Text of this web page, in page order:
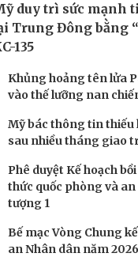
Podcast
Câu
Cửa sổ
Kể
Hạt
duy trì sức mạnh
Trung Đông bằng
135
Khủng hoảng tên lửa
vào thế lưỡng nan
Mỹ bác thông tin thiếu
sau nhiều tháng giao
Phê duyệt Kế hoạch
thức quốc phòng và
tượng 1
Bế mạc Vòng Chung
an Nhân dân năm 2026